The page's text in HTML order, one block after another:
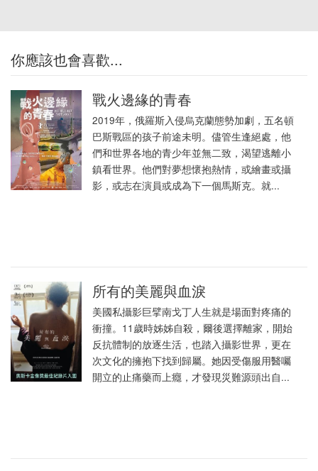
你應該也會喜歡...
戰火邊緣的青春
2019年，俄羅斯入侵烏克蘭態勢加劇，五名頓
巴斯戰區的孩子前途未明。儘管生逢絕處，他
們和世界各地的青少年並無二致，渴望逃離小
鎮看世界。他們對夢想懷抱熱情，或繪畫或攝
影，或志在演員或成為下一個馬斯克。就...
所有的美麗與血淚
美國私攝影巨擘南戈丁人生就是場面對疼痛的
衝撞。11歲時姊姊自殺，爾後選擇離家，開始
反抗體制的放逐生活，也踏入攝影世界，更在
次文化的擁抱下找到歸屬。她因受傷服用醫囑
開立的止痛藥而上癮，才發現災難源頭出自...